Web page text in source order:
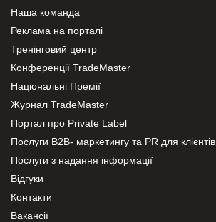
Наша команда
Реклама на порталі
Тренінговий центр
Конференції TradeMaster
Національні Премії
Журнал TradeMaster
Портал про Private Label
Послуги В2В- маркетингу та PR для клієнтів
Послуги з надання інформації
Відгуки
Контакти
Вакансії